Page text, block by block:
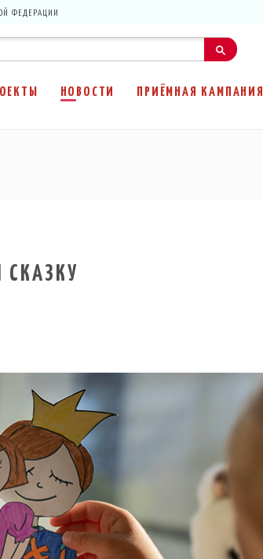
ФЕДЕРАЦИИ
НОВОСТИ ПРИЁМНАЯ КАМПАНИЯ